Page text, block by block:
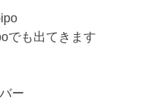
でも出てきます
ー